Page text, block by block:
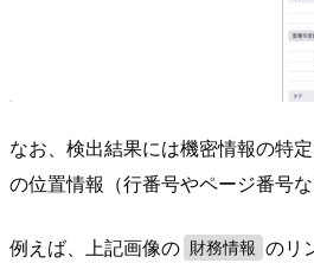
なお、検出結果には機密情報の特
の位置情報（行番号やページ番号な
例えば、上記画像の 財務情報 のリ